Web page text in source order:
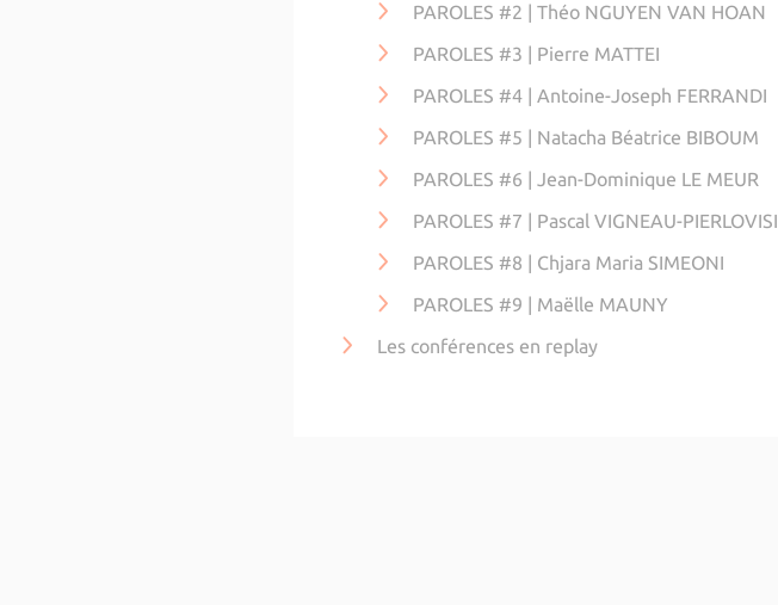
PAROLES #2 | Théo NGUYEN VAN HOAN
PAROLES #3 | Pierre MATTEI
PAROLES #4 | Antoine-Joseph FERRANDI
PAROLES #5 | Natacha Béatrice BIBOUM
PAROLES #6 | Jean-Dominique LE MEUR
PAROLES #7 | Pascal VIGNEAU-PIERLOVISI
PAROLES #8 | Chjara Maria SIMEONI
PAROLES #9 | Maëlle MAUNY
Les conférences en replay